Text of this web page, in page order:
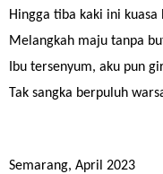
Hingga tiba kaki ini
Melangkah maju tanpa
Ibu tersenyum, aku pun
Tak sangka berpuluh
Semarang, April 2023